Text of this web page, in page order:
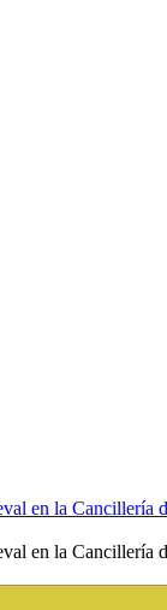
en la Cancillería
en la Cancillería